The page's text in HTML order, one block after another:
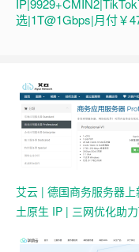
选|1T@1Gbps|月付￥
艾云 | 德国商务服务器
土原生 IP | 三网优化助